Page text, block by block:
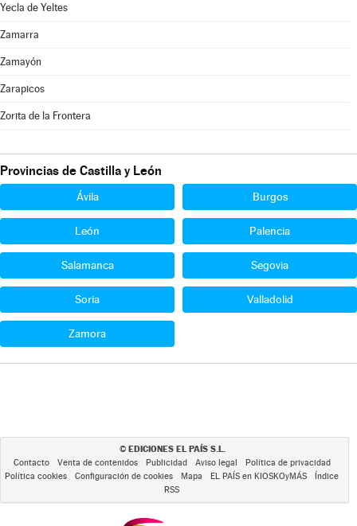
Yecla de Yeltes
Zamarra
Zamayón
Zarapicos
Zorita de la Frontera
Provincias de Castilla y León
Ávila Burgos
León Palencia
Salamanca Segovia
Soria Valladolid
Zamora
© EDICIONES EL PAÍS S.L.
Contacto Venta de contenidos Publicidad Aviso legal
Política de privacidad
Política cookies
Configuración de cookies Mapa EL PAÍS en KIOSKOyMÁS
Índice
RSS